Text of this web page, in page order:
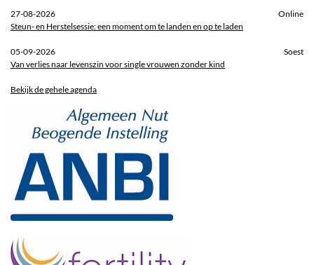
27-08-2026
Online
Steun- en Herstelsessie: een moment om te landen en op te laden
05-09-2026
Soest
Van verlies naar levenszin voor single vrouwen zonder kind
Bekijk de gehele agenda